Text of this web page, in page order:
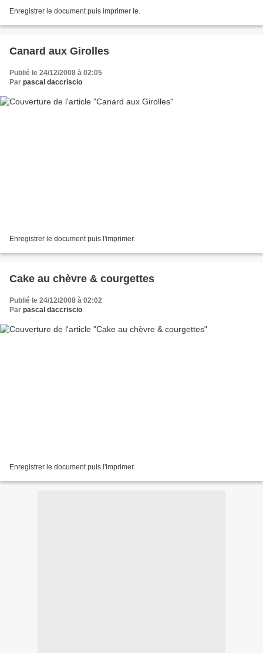
Enregistrer le document puis imprimer le.
Canard aux Girolles
Publié le 24/12/2008 à 02:05
Par pascal daccriscio
Enregistrer le document puis l'imprimer.
Cake au chèvre & courgettes
Publié le 24/12/2008 à 02:02
Par pascal daccriscio
Enregistrer le document puis l'imprimer.